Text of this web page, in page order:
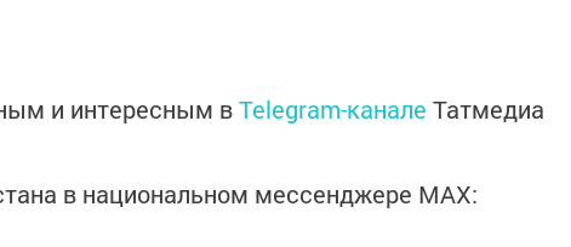
и интересным вTelegram-канале Татмедиа
в национальном мессенджере MАХ: